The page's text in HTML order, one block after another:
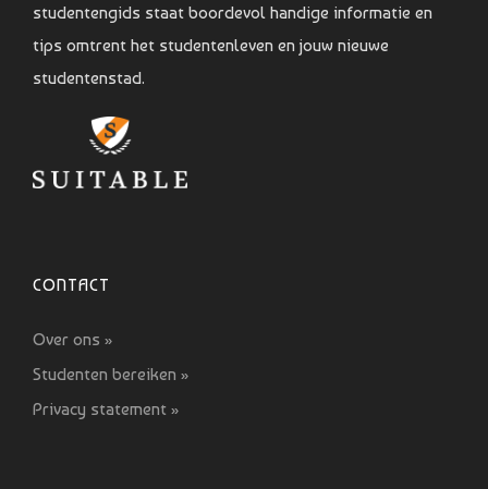
studentengids staat boordevol handige informatie en
tips omtrent het studentenleven en jouw nieuwe
studentenstad.
CONTACT
Over ons »
Studenten bereiken »
Privacy statement »